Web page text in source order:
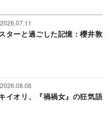
2026.07.11
ターと過ごした記憶：櫻井敦
2026.08.08
イオリ、『禍禍女』の狂気語